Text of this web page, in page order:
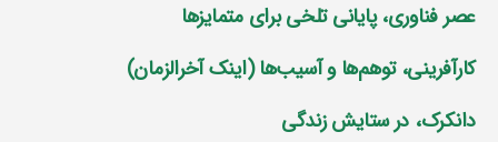
عصر فناوری، پایانی تلخی برای متمایز‌ها
کارآفرینی، توهم‌ها و آسیب‌ها (اینک آخرالزمان)
دانکرک، در ستایش زندگی